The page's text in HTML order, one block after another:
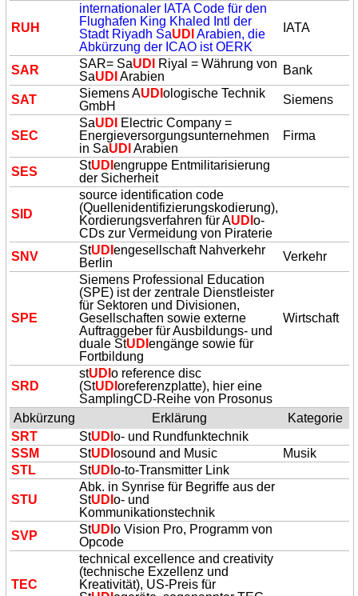
RUH
internationaler IATA Code für den
Flughafen King Khaled Intl der
Stadt Riyadh SaUDI Arabien, die
Abkürzung der ICAO ist OERK
IATA
SAR SAR= SaUDI
Riyal = Währung von
SaUDI Arabien Bank
SAT Siemens AUDIologische Technik
GmbH
Siemens
SEC
SaUDI
Electric Company =
Energieversorgungsunternehmen
in SaUDI Arabien
Firma
SES StUDIengruppe Entmilitarisierung
der Sicherheit
SID
source identification code
(Quellenidentifizierungskodierung),
Kordierungsverfahren für AUDIo-
CDs zur Vermeidung von Piraterie
SNV
StUDIengesellschaft Nahverkehr
Berlin
Verkehr
SPE
Siemens Professional Education
(SPE) ist der zentrale Dienstleister
für Sektoren und Divisionen,
Gesellschaften sowie externe
Auftraggeber für Ausbildungs- und
duale StUDIengänge sowie für
Fortbildung
Wirtschaft
SRD
stUDIo reference disc
(StUDIoreferenzplatte), hier eine
SamplingCD-Reihe von Prosonus
Abkürzung
Erklärung
Kategorie
SRT
StUDIo- und Rundfunktechnik
SSM
StUDIosound and Music
Musik
STL
StUDIo-to-Transmitter Link
STU
Abk. in Synrise für Begriffe aus der
StUDIo- und
Kommunikationstechnik
SVP
StUDIo Vision Pro, Programm von
Opcode
TEC
technical excellence and creativity
(technische Exzellenz und
Kreativität), US-Preis für